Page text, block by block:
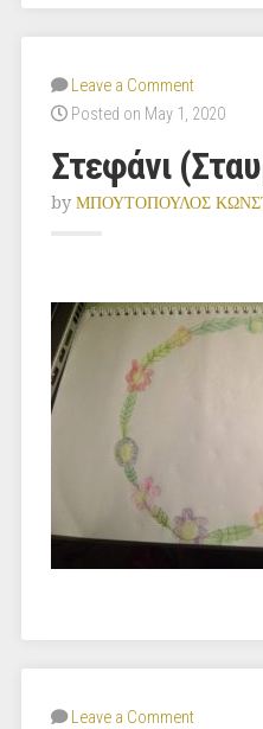
Leave a Comment
Posted on May 1, 2020
Στεφάνι
by ΜΠΟΥΤΟΠΟΥΛΟΣ
Leave a Comment